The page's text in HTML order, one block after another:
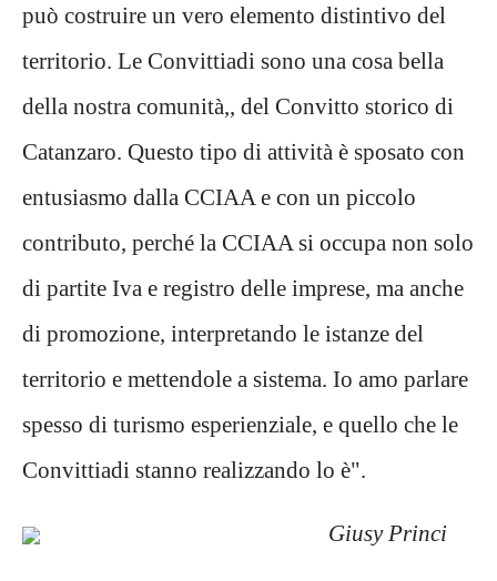
può costruire un vero elemento distintivo del
territorio. Le Convittiadi sono una cosa bella
della nostra comunità,, del Convitto storico di
Catanzaro. Questo tipo di attività è sposato con
entusiasmo dalla CCIAA e con un piccolo
contributo, perché la CCIAA si occupa non solo
di partite Iva e registro delle imprese, ma anche
di promozione, interpretando le istanze del
territorio e mettendole a sistema. Io amo parlare
spesso di turismo esperienziale, e quello che le
Convittiadi stanno realizzando lo è".
Giusy Princi